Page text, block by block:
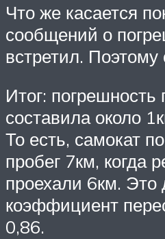
Что же касается
сообщений о
встретил.
Итог: погрешность
составила около
То есть, самокат
пробег 7км, когда
проехали 6км. Это
коэффициент
0,86.